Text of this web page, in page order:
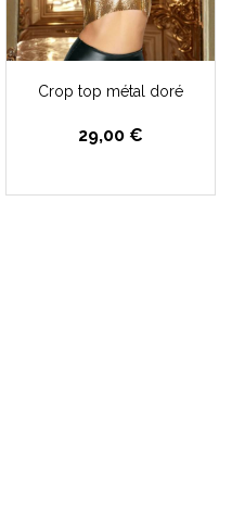
Crop top métal doré
29,00 €